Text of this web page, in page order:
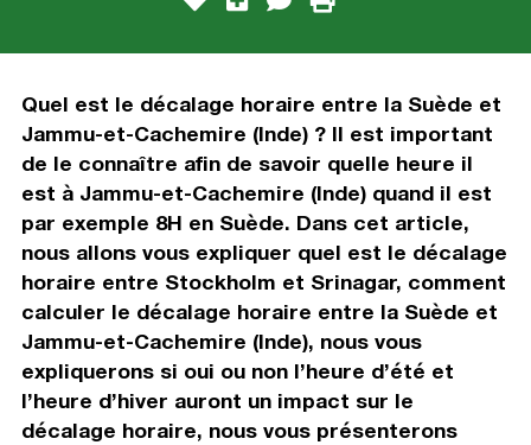
Quel est le décalage horaire entre la Suède et
Jammu-et-Cachemire (Inde) ? Il est important
de le connaître afin de savoir quelle heure il
est à Jammu-et-Cachemire (Inde) quand il est
par exemple 8H en Suède. Dans cet article,
nous allons vous expliquer quel est le décalage
horaire entre Stockholm et Srinagar, comment
calculer le décalage horaire entre la Suède et
Jammu-et-Cachemire (Inde), nous vous
expliquerons si oui ou non l’heure d’été et
l’heure d’hiver auront un impact sur le
décalage horaire, nous vous présenterons